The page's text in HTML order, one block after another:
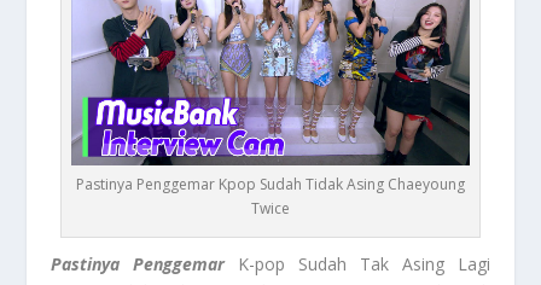
Pastinya Penggemar Kpop Sudah Tidak Asing Chaeyoung
Twice
Pastinya Penggemar K-pop Sudah Tak Asing Lagi